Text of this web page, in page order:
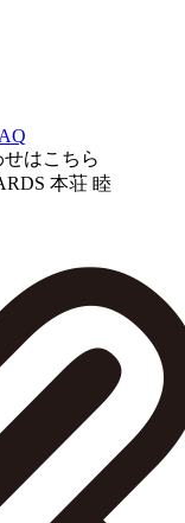
はこちら
本荘 睦